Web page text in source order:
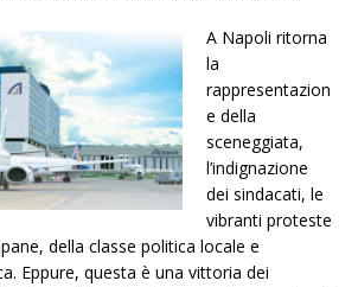
A Napoli ritorna
la
rappresentazion
e della
sceneggiata,
l’indignazione
dei sindacati, le
vibranti proteste
della classe politica locale e
Eppure, questa è una vittoria dei